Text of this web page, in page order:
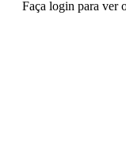
Faça login para ver